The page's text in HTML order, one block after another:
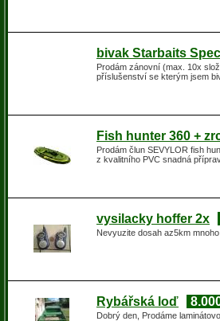
bivak Starbaits
Prodám zánovní (max. 10x
příslušenství se kterým jsem
Fish hunter 360 +
Prodám člun SEVYLOR fish
z kvalitního PVC snadná
vysilacky hoffer 2x
Nevyuzite dosah az5km
Rybářská loď
Dobrý den, Prodáme